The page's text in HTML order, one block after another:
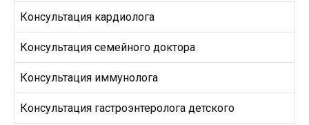
Консультация кардиолога
Консультация семейного доктора
Консультация иммунолога
Консультация гастроэнтеролога детского